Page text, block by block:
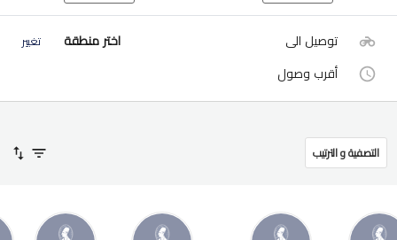
توصيل الى اختر منطقة تغيير
أقرب وصول
التصفية و الترتيب